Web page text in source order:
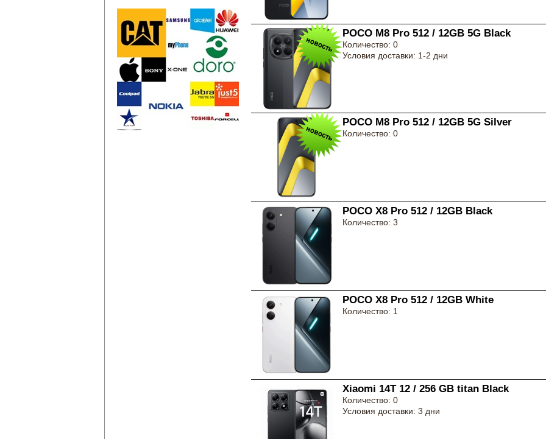
POCO M8 Pro 512 / 12GB 5G Black
Количество: 0
Условия доставки: 1-2 дни
POCO M8 Pro 512 / 12GB 5G Silver
Количество: 0
POCO X8 Pro 512 / 12GB Black
Количество: 3
POCO X8 Pro 512 / 12GB White
Количество: 1
Xiaomi 14T 12 / 256 GB titan Black
Количество: 0
Условия доставки: 3 дни